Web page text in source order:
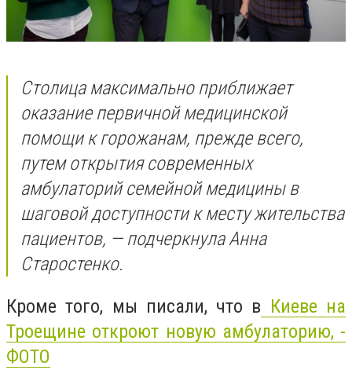
Столица максимально приближает
оказание первичной медицинской
помощи к горожанам, прежде всего,
путем открытия современных
амбулаторий семейной медицины в
шаговой доступности к месту жительства
пациентов, — подчеркнула Анна
Старостенко.
Кроме того, мы писали, что в Киеве на
Троещине откроют новую амбулаторию, -
ФОТО